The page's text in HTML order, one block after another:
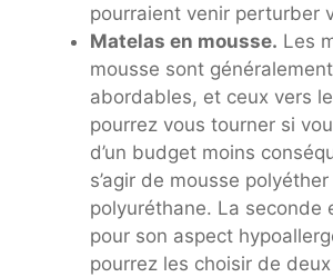
pourraient venir perturber
Matelas en mousse. Les
mousse sont
abordables, et ceux vers
pourrez vous tourner si
d’un budget moins
s’agir de mousse polyéther
polyuréthane. La seconde
pour son aspect
pourrez les choisir de